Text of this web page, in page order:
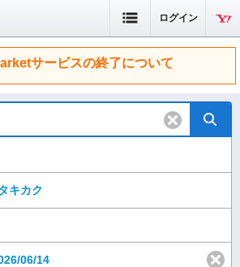
ログイン
サービスの終了について
キカク
06/14